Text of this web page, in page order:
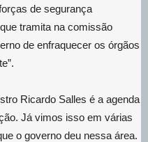
de segurança
tramita na comissão
de enfraquecer os órgãos
Ricardo Salles é a agenda
Já vimos isso em várias
o governo deu nessa área.